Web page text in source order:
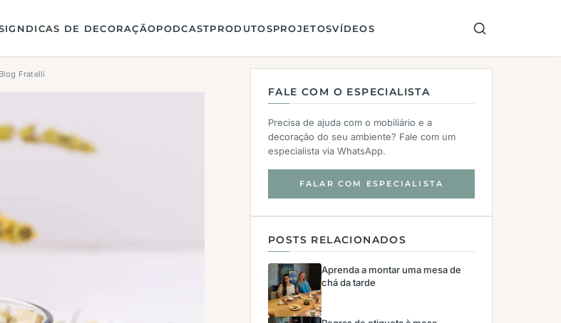
DICAS DE DECORAÇÃOPODCASTPRODUTOSPROJETOSVÍDEOS
Fratelli
FALE COM O ESPECIALISTA
Precisa de ajuda com o mobiliário e a
decoração do seu ambiente? Fale com um
especialista via WhatsApp.
FALAR COM ESPECIALISTA
POSTS RELACIONADOS
Aprenda a montar uma mesa de
chá da tarde